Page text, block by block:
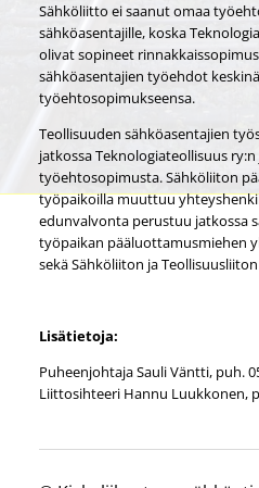
Sähköliitto ei saanut omaa
sähköasentajille, koska
olivat sopineet
sähköasentajien työehdot
työehtosopimukseensa.
Teollisuuden sähköasentajien
jatkossa Teknologiateollisuus
työehtosopimusta. Sähköliiton
työpaikoilla muuttuu
edunvalvonta perustuu jatkossa
työpaikan pääluottamusmiehen
sekä Sähköliiton ja
Lisätietoja:
Puheenjohtaja Sauli Väntti, puh.
Liittosihteeri Hannu Luukkonen,